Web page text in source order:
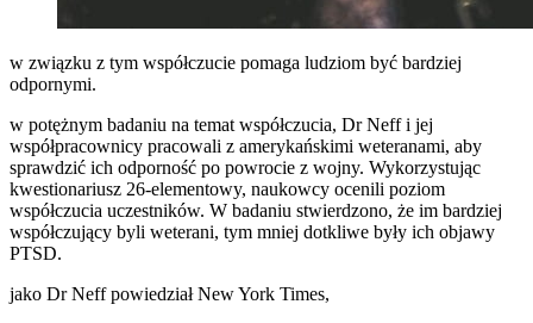
w związku z tym współczucie pomaga ludziom być bardziej
odpornymi.
w potężnym badaniu na temat współczucia, Dr Neff i jej
współpracownicy pracowali z amerykańskimi weteranami, aby
sprawdzić ich odporność po powrocie z wojny. Wykorzystując
kwestionariusz 26-elementowy, naukowcy ocenili poziom
współczucia uczestników. W badaniu stwierdzono, że im bardziej
współczujący byli weterani, tym mniej dotkliwe były ich objawy
PTSD.
jako Dr Neff powiedział New York Times,